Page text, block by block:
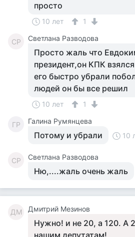
просто
10 лет 1
СР Светлана Разводова
Просто жаль что
президент,он КПК
его быстро убрали
людей он бы все решил
10 лет 1
ГР Галина Румянцева
Потому и убрали 10
СР Светлана Разводова
Ню,....жаль очень жаль
ДМ Дмитрий Мезинов
Нужно! и не 20, а 120. А
нашим депутатам!